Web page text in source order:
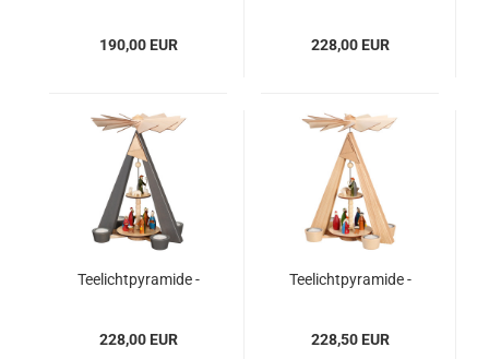
und Kurrende
190,00 EUR
228,00 EUR
Teelichtpyramide -
228,00 EUR
Teelichtpyramide -
228,50 EUR